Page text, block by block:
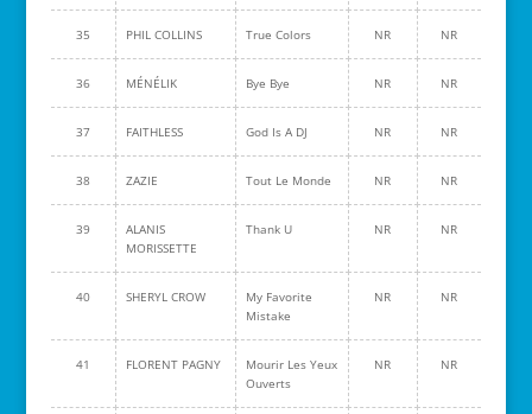
35 PHIL COLLINS True Colors NR NR
36 MÉNÉLIK Bye Bye NR NR
37 FAITHLESS God Is A DJ NR NR
38 ZAZIE Tout Le Monde NR NR
39
ALANIS
MORISSETTE
Thank U NR NR
40 SHERYL CROW
My Favorite
Mistake
NR NR
41 FLORENT PAGNY
Mourir Les Yeux
Ouverts
NR NR